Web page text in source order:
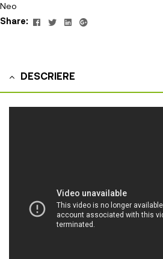
Neo
Share:
Facebook
TwitterLinkedin
Google+
DESCRIERE